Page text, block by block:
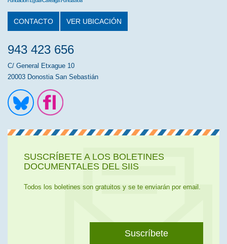
CONTACTO VER UBICACIÓN
943 423 656
C/ General Etxague 10
20003 Donostia San Sebastián
SUSCRÍBETE A LOS BOLETINES
DOCUMENTALES DEL SIIS
Todos los boletines son gratuitos y se te enviarán por email.
Suscríbete